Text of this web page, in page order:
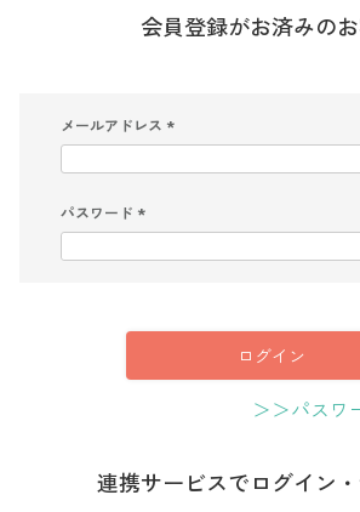
会員登録がお済みの
メールアドレス
(
パスワード
(
ログイン
＞＞パスワ
連携サービスでログイン